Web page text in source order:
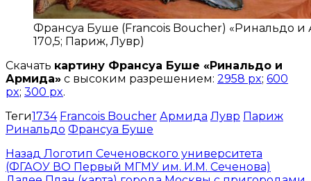
Франсуа Буше (Francois Boucher) «Ринальдо и
170,5; Париж, Лувр)
Скачать картину Франсуа Буше «Ринальдо и
Армида» с высоким разрешением: 2958 px; 600
px; 300 px.
Теги1734 Francois Boucher Армида Лувр Париж
Ринальдо Франсуа Буше
Назад Логотип Сеченовского университета
(ФГАОУ ВО Первый МГМУ им. И.М. Сеченова)